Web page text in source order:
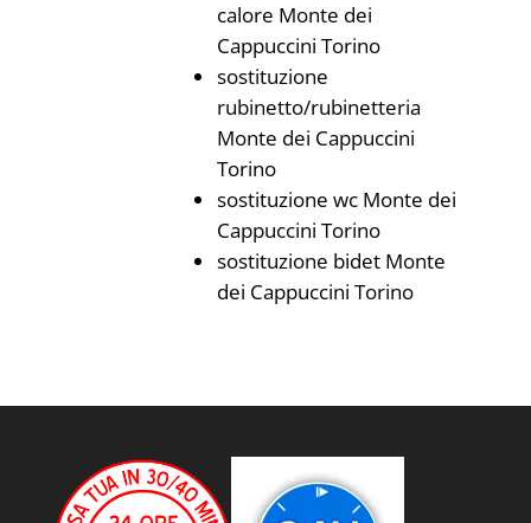
calore Monte dei
Cappuccini Torino
sostituzione
rubinetto/rubinetteria
Monte dei Cappuccini
Torino
sostituzione wc Monte dei
Cappuccini Torino
sostituzione bidet Monte
dei Cappuccini Torino